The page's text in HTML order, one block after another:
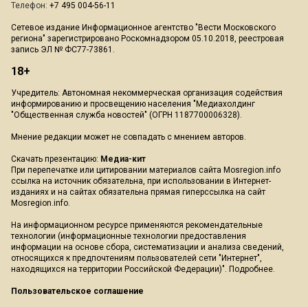
Телефон: +7 495 004-56-11
Сетевое издание Информационное агентство "Вести Московского
региона" зарегистрировано Роскомнадзором 05.10.2018, реестровая
запись ЭЛ № ФС77-73861.
18+
Учредитель: Автономная некоммерческая организация содействия
информированию и просвещению населения "Медиахолдинг
"Общественная служба новостей" (ОГРН 1187700006328).
Мнение редакции может не совпадать с мнением авторов.
Скачать презентацию: Медиа-кит
При перепечатке или цитировании материалов сайта Mosregion.info
ссылка на источник обязательна, при использовании в Интернет-
изданиях и на сайтах обязательна прямая гиперссылка на сайт
Mosregion.info.
На информационном ресурсе применяются рекомендательные
технологии (информационные технологии предоставления
информации на основе сбора, систематизации и анализа сведений,
относящихся к предпочтениям пользователей сети "Интернет",
находящихся на территории Российской Федерации)". Подробнее.
Пользовательское соглашение